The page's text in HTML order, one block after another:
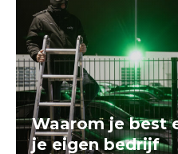
Waarom je best
je eigen bedrijf